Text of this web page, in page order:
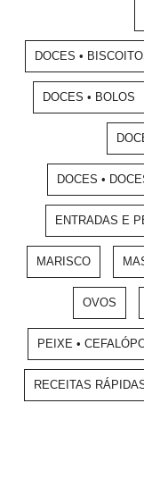
DOCES •
DOCES • BOLOS
DOCES •
ENTRADAS E
MARISCO
OVOS
PEIXE •
RECEITAS